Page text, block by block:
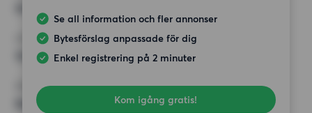
Se all information och fler annonser
Bytesförslag anpassade för dig
Enkel registrering på 2 minuter
Kom igång gratis!
HÖGSTA HYRA
18 000 kr
Balkong,